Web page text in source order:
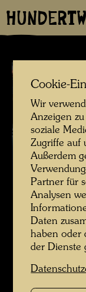
Polizeieinsatz
Cookie-
Wir
Anzeigen
soziale
Zugriffe auf
Außerdem
Partner für
Analysen
Daten
haben oder
der Dienste